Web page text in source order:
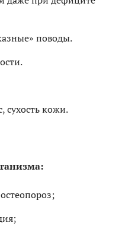
поводы.
сухость кожи.